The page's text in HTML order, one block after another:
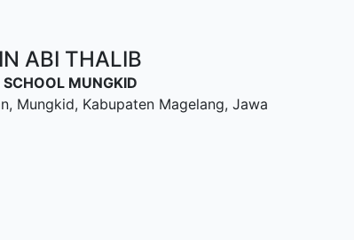
ABI THALIB
MUNGKID
Mungkid, Kabupaten Magelang, Jawa